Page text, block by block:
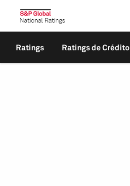
Ratings Ratings de Crédito